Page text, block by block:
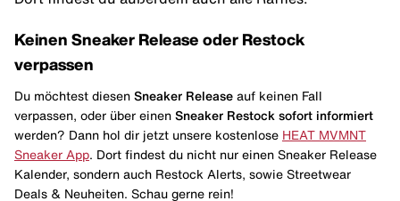
Keinen Sneaker Release oder Restock
verpassen
Du möchtest diesen Sneaker Release auf keinen Fall
verpassen, oder über einen Sneaker Restock sofort informiert
werden? Dann hol dir jetzt unsere kostenlose HEAT MVMNT
Sneaker App . Dort findest du nicht nur einen Sneaker Release
Kalender, sondern auch Restock Alerts, sowie Streetwear
Deals & Neuheiten. Schau gerne rein!